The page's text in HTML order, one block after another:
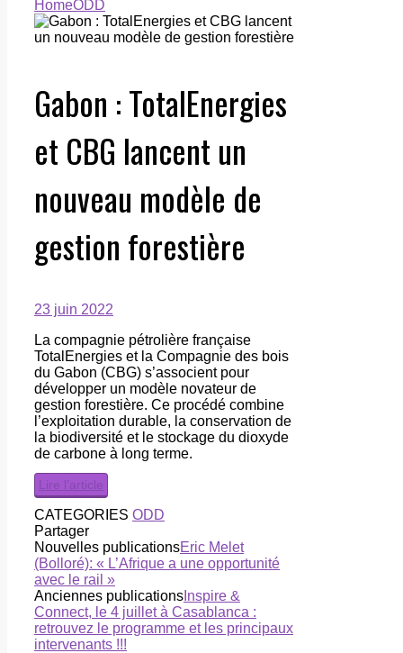
HomeODD
Gabon : TotalEnergies
et CBG lancent un
nouveau modèle de
gestion forestière
23 juin 2022
La compagnie pétrolière française
TotalEnergies et la Compagnie des bois
du Gabon (CBG) s’associent pour
développer un modèle novateur de
gestion forestière. Ce procédé combine
l’exploitation durable, la conservation de
la biodiversité et le stockage du dioxyde
de carbone à long terme.
Lire l’article
CATEGORIES ODD
Partager
Nouvelles publicationsEric Melet
(Bolloré): « L’Afrique a une opportunité
avec le rail »
Anciennes publications Inspire &
Connect, le 4 juillet à Casablanca :
retrouvez le programme et les principaux
intervenants !!!